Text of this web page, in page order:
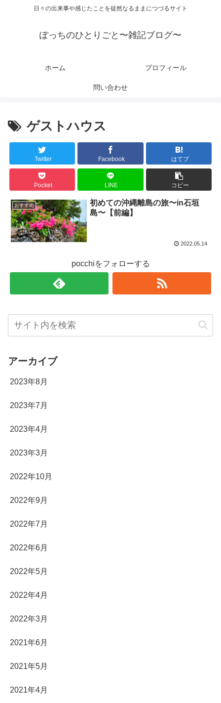
日々の出来事や感じたことを徒然なるままにつづるサイト
ぽっちのひとりごと〜雑記ブログ〜
ホーム プロフィール
問い合わせ
ゲストハウス
Twitter Facebook はてブ
Pocket LINE コピー
おすすめ
初めての沖縄離島の旅〜in石垣
島〜【前編】
2022.05.14
pocchiをフォローする
アーカイブ
2023年8月
2023年7月
2023年4月
2023年3月
2022年10月
2022年9月
2022年7月
2022年6月
2022年5月
2022年4月
2022年3月
2021年6月
2021年5月
2021年4月